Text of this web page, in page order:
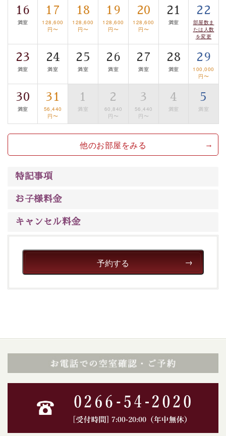
みを感じていただける、美しく癒される宿で贅沢に幸せ
のときを安心してお過ごしください。
16
満室
17
128,600
円〜
18
128,600
円〜
19
128,600
円〜
20
128,600
円〜
21
満室
22
部屋数ま
たは人数
を変更
23
満室
24
満室
25
満室
26
満室
27
満室
28
満室
29
100,000
円〜
30
満室
31
56,440
円〜
1
満室
2
60,840
円〜
3
56,440
円〜
4
満室
5
満室
他のお部屋をみる
特記事項
お子様料金
キャンセル料金
予約する